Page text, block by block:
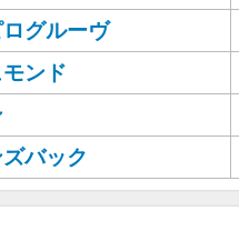
グルーヴ
モンド
ゲン
ズバック